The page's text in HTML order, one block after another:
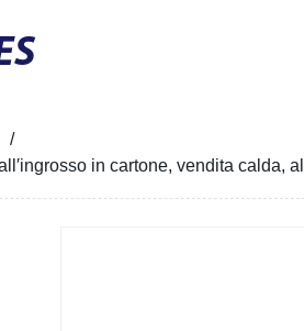
in cartone, vendita calda,